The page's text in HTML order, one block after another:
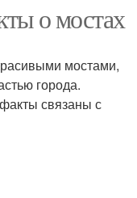
о мостах
мостами,
города.
связаны с